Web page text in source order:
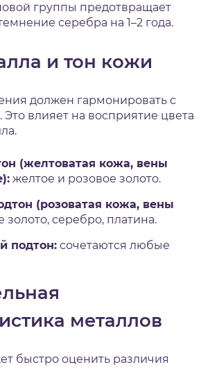
группы предотвращает
серебра на 1–2 года.
и тон кожи
должен гармонировать с
влияет на восприятие цвета
(желтоватая кожа, вены
желтое и розовое золото.
(розоватая кожа, вены
золото, серебро, платина.
подтон: сочетаются любые
металлов
быстро оценить различия